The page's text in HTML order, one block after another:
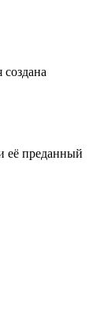
её преданный